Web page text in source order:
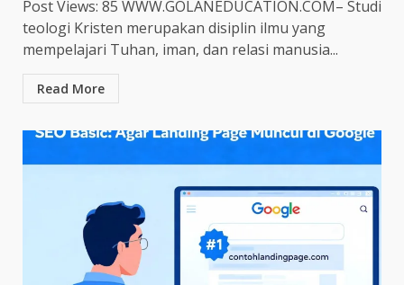
Post Views: 85 WWW.GOLANEDUCATION.COM– Studi
teologi Kristen merupakan disiplin ilmu yang
mempelajari Tuhan, iman, dan relasi manusia...
Read More